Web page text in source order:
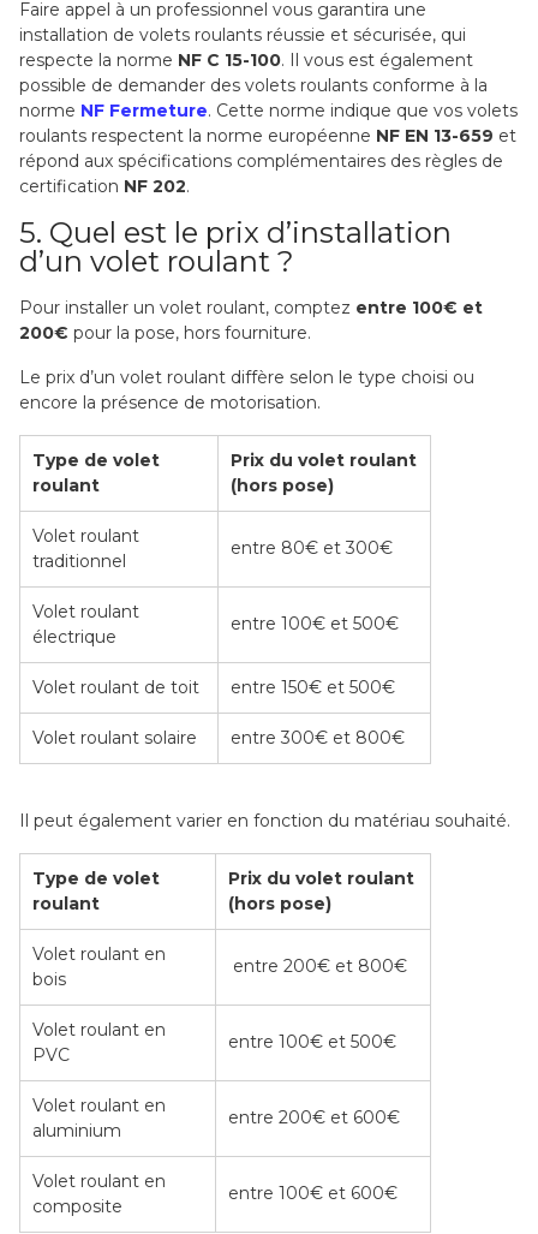
Faire appel à un professionnel vous garantira une
installation de volets roulants réussie et sécurisée, qui
respecte la norme NF C 15-100. Il vous est également
possible de demander des volets roulants conforme à la
norme NF Fermeture. Cette norme indique que vos volets
roulants respectent la norme européenne NF EN 13-659 et
répond aux spécifications complémentaires des règles de
certification NF 202.
5. Quel est le prix d’installation
d’un volet roulant ?
Pour installer un volet roulant, comptez entre 100€ et
200€ pour la pose, hors fourniture.
Le prix d’un volet roulant diffère selon le type choisi ou
encore la présence de motorisation.
Type de volet
roulant
Prix du volet roulant
(hors pose)
Volet roulant
traditionnel
entre 80€ et 300€
Volet roulant
électrique
entre 100€ et 500€
Volet roulant de toit entre 150€ et 500€
Volet roulant solaire entre 300€ et 800€
Il peut également varier en fonction du matériau souhaité.
Type de volet
roulant
Prix du volet roulant
(hors pose)
Volet roulant en
bois
entre 200€ et 800€
Volet roulant en
PVC
entre 100€ et 500€
Volet roulant en
aluminium
entre 200€ et 600€
Volet roulant en
composite
entre 100€ et 600€